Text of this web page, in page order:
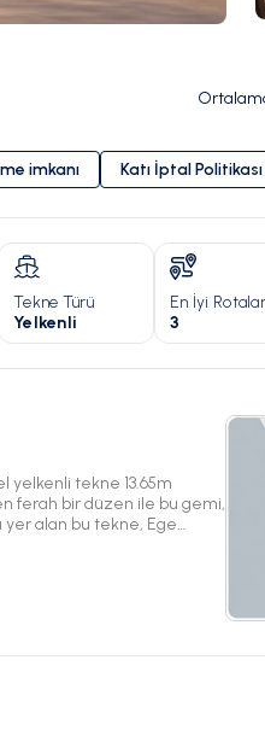
imkanı Katı İptal Politikası
Tekne Türü
Yelkenli
En İyi Rotalar
3
yelkenli tekne 13.65m
ferah bir düzen ile bu gemi,
yer alan bu tekne, Ege